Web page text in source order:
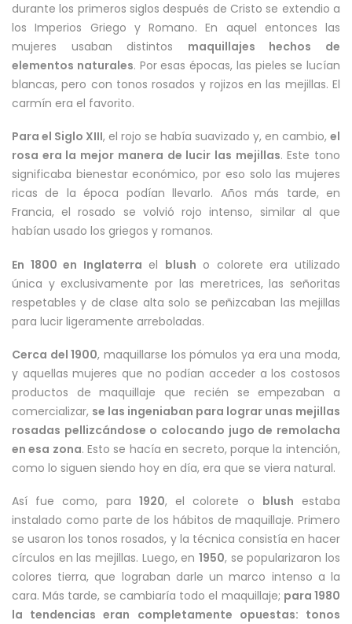
durante los primeros siglos después de Cristo se extendio a
los Imperios Griego y Romano. En aquel entonces las
mujeres usaban distintos maquillajes hechos de
elementos naturales. Por esas épocas, las pieles se lucían
blancas, pero con tonos rosados y rojizos en las mejillas. El
carmín era el favorito.
Para el Siglo XIII, el rojo se había suavizado y, en cambio, el
rosa era la mejor manera de lucir las mejillas. Este tono
significaba bienestar económico, por eso solo las mujeres
ricas de la época podían llevarlo. Años más tarde, en
Francia, el rosado se volvió rojo intenso, similar al que
habían usado los griegos y romanos.
En 1800 en Inglaterra el blush o colorete era utilizado
única y exclusivamente por las meretrices, las señoritas
respetables y de clase alta solo se peñizcaban las mejillas
para lucir ligeramente arreboladas.
Cerca del 1900, maquillarse los pómulos ya era una moda,
y aquellas mujeres que no podían acceder a los costosos
productos de maquillaje que recién se empezaban a
comercializar, se las ingeniaban para lograr unas mejillas
rosadas pellizcándose o colocando jugo de remolacha
en esa zona. Esto se hacía en secreto, porque la intención,
como lo siguen siendo hoy en día, era que se viera natural.
Así fue como, para 1920, el colorete o blush estaba
instalado como parte de los hábitos de maquillaje. Primero
se usaron los tonos rosados, y la técnica consistía en hacer
círculos en las mejillas. Luego, en 1950, se popularizaron los
colores tierra, que lograban darle un marco intenso a la
cara. Más tarde, se cambiaría todo el maquillaje; para 1980
la tendencias eran completamente opuestas: tonos